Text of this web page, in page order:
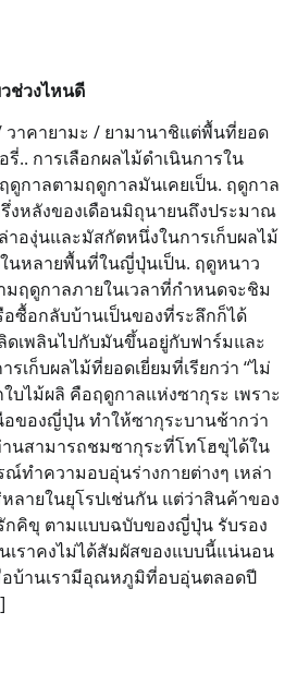
ช่วงไหนดี
วาคายามะ / ยามานาชิแต่พื้นที่ยอด
.. การเลือกผลไม้ดำเนินการใน
กาลตามฤดูกาลมันเคยเป็น. ฤดูกาล
หลังของเดือนมิถุนายนถึงประมาณ
าองุ่นและมัสกัตหนึ่งในการเก็บผลไม้
นหลายพื้นที่ในญี่ปุ่นเป็น. ฤดูหนาว
ฤดูกาลภายในเวลาที่กำหนดจะชิม
ซื้อกลับบ้านเป็นของที่ระลึกก็ได้
ดเพลินไปกับมันขึ้นอยู่กับฟาร์มและ
เก็บผลไม้ที่ยอดเยี่ยมที่เรียกว่า “ไม่
บไม้ผลิ คือฤดูกาลแห่งซากุระ เพราะ
ของญี่ปุ่น ทำให้ซากุระบานช้ากว่า
นสามารถชมซากุระที่โทโฮขุได้ใน
ณ์ทำความอบอุ่นร่างกายต่างๆ เหล่า
ายในยุโรปเช่นกัน แต่ว่าสินค้าของ
คิขุ ตามแบบฉบับของญี่ปุ่น รับรอง
เราคงไม่ได้สัมผัสของแบบนี้แน่นอน
อบ้านเรามีอุณหภูมิที่อบอุ่นตลอดปี